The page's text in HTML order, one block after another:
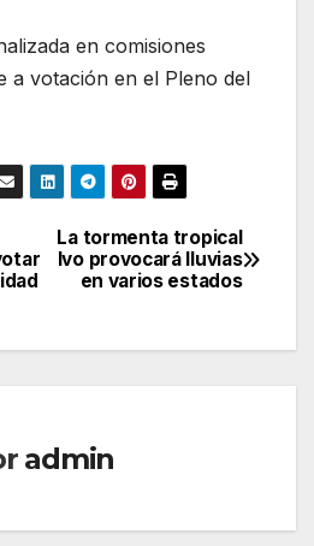
en comisiones
a votación en el Pleno del
La tormenta tropical
Ivo provocará lluvias
en varios estados
admin